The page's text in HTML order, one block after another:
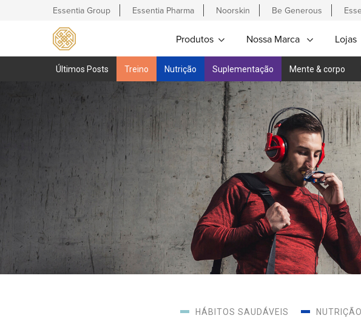
Essentia Group Essentia Pharma Noorskin Be Generous
Produtos Nossa Marca Lojas
Últimos Posts Treino Nutrição Suplementação Mente & corpo
HÁBITOS SAUDÁVEIS NUTRIÇÃO